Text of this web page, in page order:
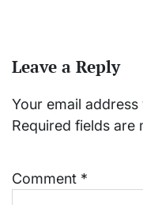
Leave a Reply
Your email
Required fields are
Comment *